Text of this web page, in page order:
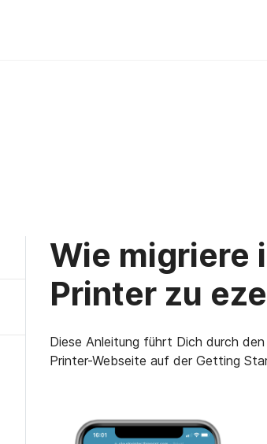
Printer zu ezeep
Wie migriere
Printer zu
Diese Anleitung führt Dich durch
Printer-Webseite auf der Getting